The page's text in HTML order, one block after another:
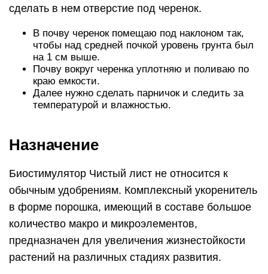
сделать в нем отверстие под черенок.
В почву черенок помещаю под наклоном так,
чтобы над средней почкой уровень грунта был
на 1 см выше.
Почву вокруг черенка уплотняю и поливаю по
краю емкости.
Далее нужно сделать парничок и следить за
температурой и влажностью.
Назначение
Биостимулятор Чистый лист не относится к
обычным удобрениям. Комплексный укоренитель
в форме порошка, имеющий в составе большое
количество макро и микроэлементов,
предназначен для увеличения жизнестойкости
растений на различных стадиях развития.